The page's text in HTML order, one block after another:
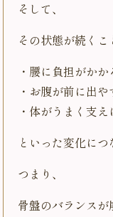
そして、
その状態が続くこ
・腰に負担がかか
・お腹が前に出や
・体がうまく支え
といった変化につ
つまり、
骨盤のバランスが